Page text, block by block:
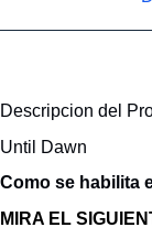
Descripcion del
Until Dawn
Como se habilita
MIRA EL